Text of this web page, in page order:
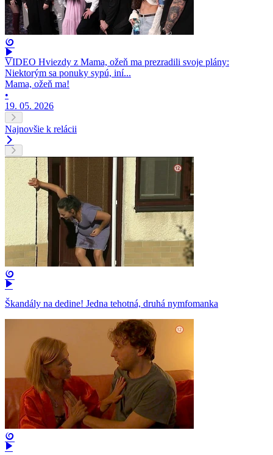
VIDEO Hviezdy z Mama, ožeň ma prezradili svoje plány:
Niektorým sa ponuky sypú, iní...
Mama, ožeň ma!
•
19. 05. 2026
Najnovšie k relácii
Škandály na dedine! Jedna tehotná, druhá nymfomanka